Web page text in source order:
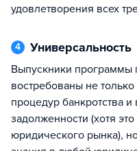
удовлетворения всех
4 Универсальность
Выпускники программы при этом могут быть
востребованы не
процедур банкротства
задолженности (хотя
юридического рынка),